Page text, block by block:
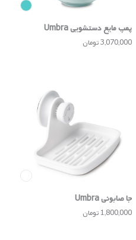
پمپ مایع دستشویی Umbra
3,070,000 تومان
جا صابونی Umbra
1,800,000 تومان